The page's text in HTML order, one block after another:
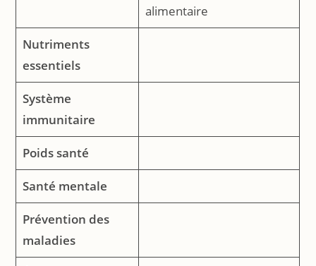
alimentaire
Nutriments
essentiels
Système
immunitaire
Poids santé
Santé mentale
Prévention des
maladies